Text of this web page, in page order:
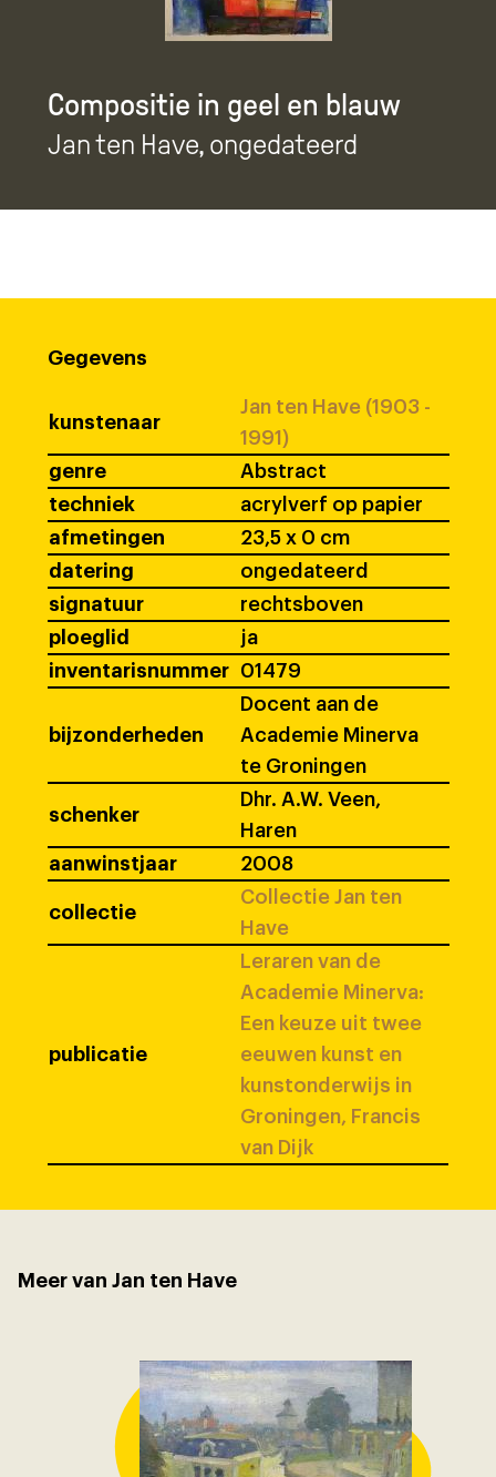
Compositie in geel en blauw
Jan ten Have, ongedateerd
Gegevens
kunstenaar
Jan ten Have (1903 -
1991)
genre
Abstract
techniek
acrylverf op papier
afmetingen
23,5 x 0 cm
datering
ongedateerd
signatuur
rechtsboven
ploeglid
ja
inventarisnummer
01479
bijzonderheden
Docent aan de
Academie Minerva
te Groningen
schenker
Dhr. A.W. Veen,
Haren
aanwinstjaar
2008
collectie
Collectie Jan ten
Have
publicatie
Leraren van de
Academie Minerva:
Een keuze uit twee
eeuwen kunst en
kunstonderwijs in
Groningen, Francis
van Dijk
Meer van Jan ten Have